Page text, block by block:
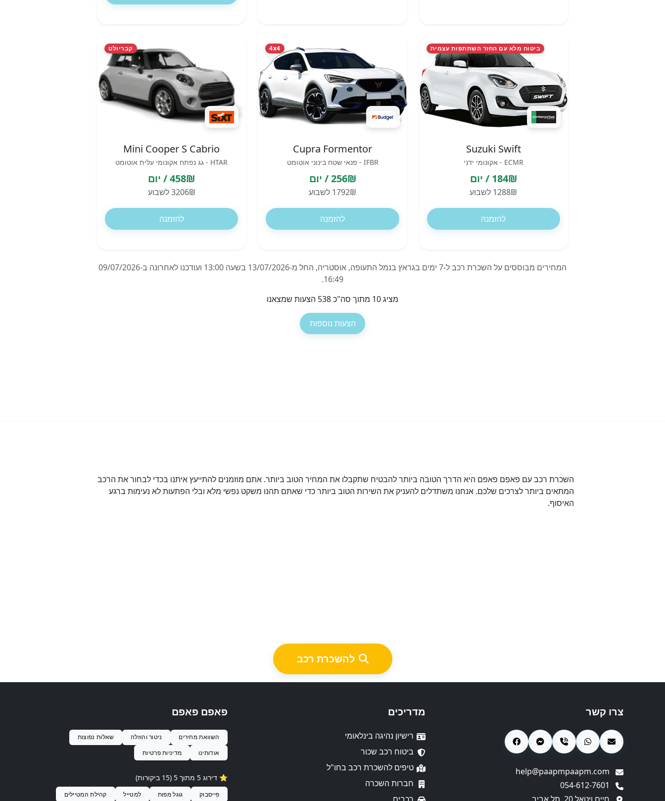
ביטוח מלא עם החזר השתתפות עצמית
Suzuki Swift
ECMR - אקונומי ידני
184₪ / יום
1288₪ לשבוע
להזמנה
4x4
Cupra Formentor
IFBR - פנאי שטח בינוני אוטומט
256₪ / יום
1792₪ לשבוע
להזמנה
קבריולט
Mini Cooper S Cabrio
HTAR - גג נפתח אקונומי עלית אוטומט
458₪ / יום
3206₪ לשבוע
להזמנה
המחירים מבוססים על השכרת רכב ל-7 ימים בגראץ בנמל התעופה, אוסטריה, החל מ-13/07/2026 בשעה 13:00 ועודכנו לאחרונה ב-09/07/2026
16:49.
מציג 10 מתוך סה"כ 538 הצעות שמצאנו
הצעות נוספות
השכרת רכב עם פאפם פאפם היא הדרך הטובה ביותר להבטיח שתקבלו את המחיר הטוב ביותר. אתם מוזמנים להתייעץ איתנו בכדי לבחור את הרכב
המתאים ביותר לצרכים שלכם. אנחנו משתדלים להעניק את השירות הטוב ביותר כדי שאתם תהנו משקט נפשי מלא ובלי הפתעות לא נעימות ברגע
האיסוף.
להשכרת רכב
צרו קשר מדריכים
רישיון נהיגה בינלאומי
ביטוח רכב שכור
טיפים להשכרת רכב בחו"ל
חברות השכרה
פאפם פאפם
השוואת מחירים ניטור והוזלה
שאלות נפוצות
אודותינו
מדיניות פרטיות
⭐️ דירוג 5 מתוך 5 (15 ביקורות)
פייסבוק גוגל מפות למטייל קהילת המטיילים